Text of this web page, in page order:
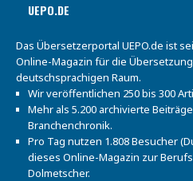
UEPO.DE
Das Übersetzerportal UEPO.de ist
Online-Magazin für die
deutschsprachigen Raum.
Wir veröffentlichen 250 bis 300
Mehr als 5.200 archivierte
Branchenchronik.
Pro Tag nutzen 1.808 Besucher
dieses Online-Magazin zur
Dolmetscher.